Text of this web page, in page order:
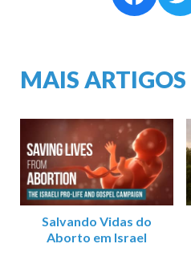
MAIS ARTIGOS
Salvando Vidas do
Aborto em Israel